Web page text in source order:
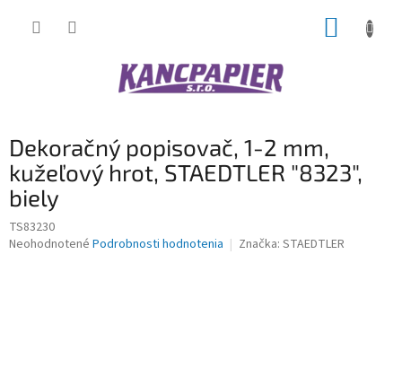
Dekoračný popisovač, 1-2 mm,
kužeľový hrot, STAEDTLER "8323",
biely
TS83230
Priemerné
Neohodnotené Podrobnosti hodnotenia Značka: STAEDTLER